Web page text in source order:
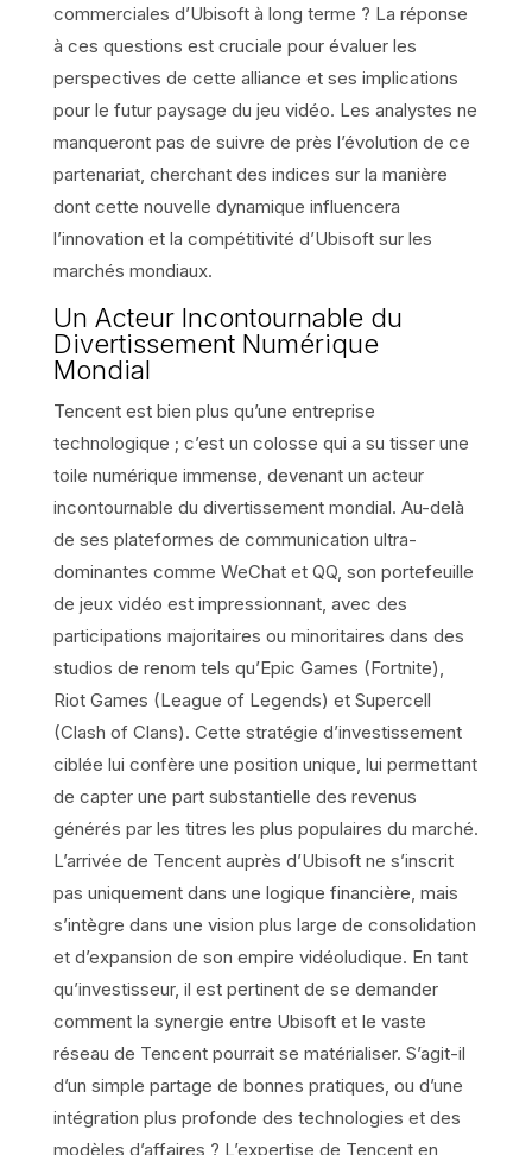
commerciales d’Ubisoft à long terme ? La réponse
à ces questions est cruciale pour évaluer les
perspectives de cette alliance et ses implications
pour le futur paysage du jeu vidéo. Les analystes ne
manqueront pas de suivre de près l’évolution de ce
partenariat, cherchant des indices sur la manière
dont cette nouvelle dynamique influencera
l’innovation et la compétitivité d’Ubisoft sur les
marchés mondiaux.
Un Acteur Incontournable du
Divertissement Numérique
Mondial
Tencent est bien plus qu’une entreprise
technologique ; c’est un colosse qui a su tisser une
toile numérique immense, devenant un acteur
incontournable du divertissement mondial. Au-delà
de ses plateformes de communication ultra-
dominantes comme WeChat et QQ, son portefeuille
de jeux vidéo est impressionnant, avec des
participations majoritaires ou minoritaires dans des
studios de renom tels qu’Epic Games (Fortnite),
Riot Games (League of Legends) et Supercell
(Clash of Clans). Cette stratégie d’investissement
ciblée lui confère une position unique, lui permettant
de capter une part substantielle des revenus
générés par les titres les plus populaires du marché.
L’arrivée de Tencent auprès d’Ubisoft ne s’inscrit
pas uniquement dans une logique financière, mais
s’intègre dans une vision plus large de consolidation
et d’expansion de son empire vidéoludique. En tant
qu’investisseur, il est pertinent de se demander
comment la synergie entre Ubisoft et le vaste
réseau de Tencent pourrait se matérialiser. S’agit-il
d’un simple partage de bonnes pratiques, ou d’une
intégration plus profonde des technologies et des
modèles d’affaires ? L’expertise de Tencent en